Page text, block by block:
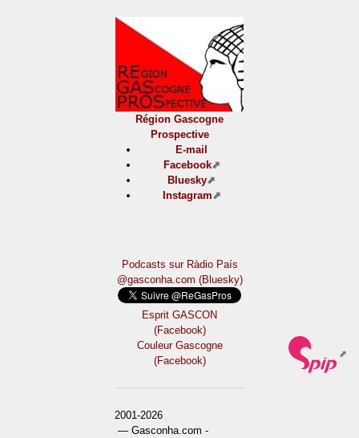
Région Gascogne
Prospective
E-mail
Facebook
Bluesky
Instagram
Podcasts sur Ràdio País
@gasconha.com (Bluesky)
Esprit GASCON
(Facebook)
Couleur Gascogne
(Facebook)
2001-2026
— Gasconha.com -